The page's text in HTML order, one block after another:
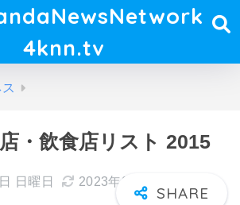
4knn.tv
・飲食店リスト 2015
日曜日 2023年06月22日 木曜日